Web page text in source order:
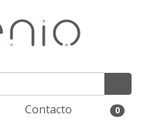
Contacto 0